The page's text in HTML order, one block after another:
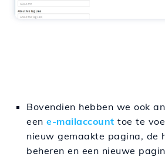
Bovendien hebben we ook
een e-mailaccount toe te
nieuw gemaakte pagina, de
beheren en een nieuwe